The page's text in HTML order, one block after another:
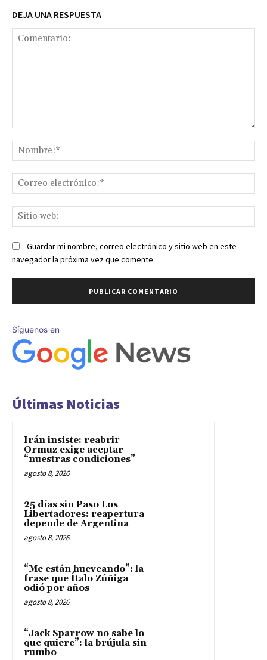
DEJA UNA RESPUESTA
Guardar mi nombre, correo electrónico y sitio web en este
navegador la próxima vez que comente.
Síguenos en
Últimas Noticias
Irán insiste: reabrir
Ormuz exige aceptar
“nuestras condiciones”
agosto 8, 2026
25 días sin Paso Los
Libertadores: reapertura
depende de Argentina
agosto 8, 2026
“Me están hueveando”: la
frase que Ítalo Zúñiga
odió por años
agosto 8, 2026
“Jack Sparrow no sabe lo
que quiere”: la brújula sin
rumbo